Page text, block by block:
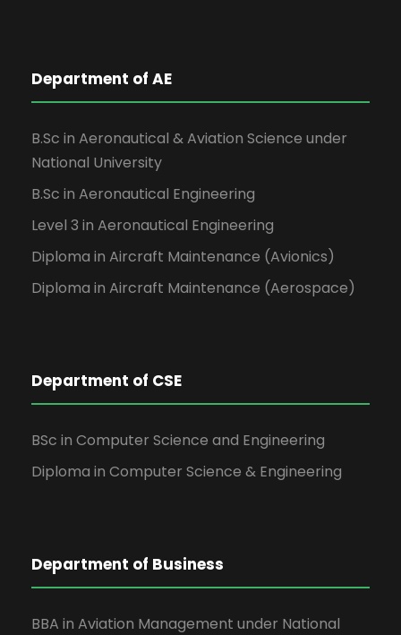
Department of AE
B.Sc in Aeronautical & Aviation Science under
National University
B.Sc in Aeronautical Engineering
Level 3 in Aeronautical Engineering
Diploma in Aircraft Maintenance (Avionics)
Diploma in Aircraft Maintenance (Aerospace)
Department of CSE
BSc in Computer Science and Engineering
Diploma in Computer Science & Engineering
Department of Business
BBA in Aviation Management under National